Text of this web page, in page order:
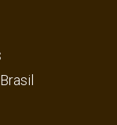
Brasil